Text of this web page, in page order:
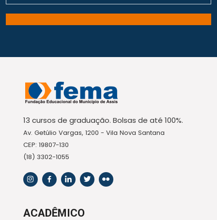
13 cursos de graduação. Bolsas de até 100%.
Av. Getúlio Vargas, 1200 - Vila Nova Santana
CEP: 19807-130
(18) 3302-1055
ACADÊMICO